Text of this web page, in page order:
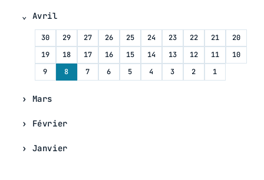
Avril
30 29 27 26 25 24 23 22 21
20
19
18 17 16 15 14 13 12 11
10
9
8 7 6 5 4 3 2 1
Mars
Février
Janvier